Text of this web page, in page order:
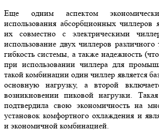
Еще одним аспектом экономически
использования абсорбционных чиллеров
их совместно с электрическими
использование двух чиллеров различного
гибкость системы, а также надежность
при использовании чиллера для
такой комбинации один чиллер является
основную нагрузку, а второй
возникновении пиковой нагрузки.
подтвердила свою экономичность на
установок комфортного охлаждения и
и экономичной комбинацией.